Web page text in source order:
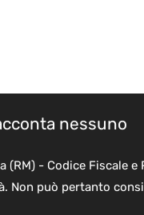
nessuno
- Codice Fiscale e
Non può pertanto